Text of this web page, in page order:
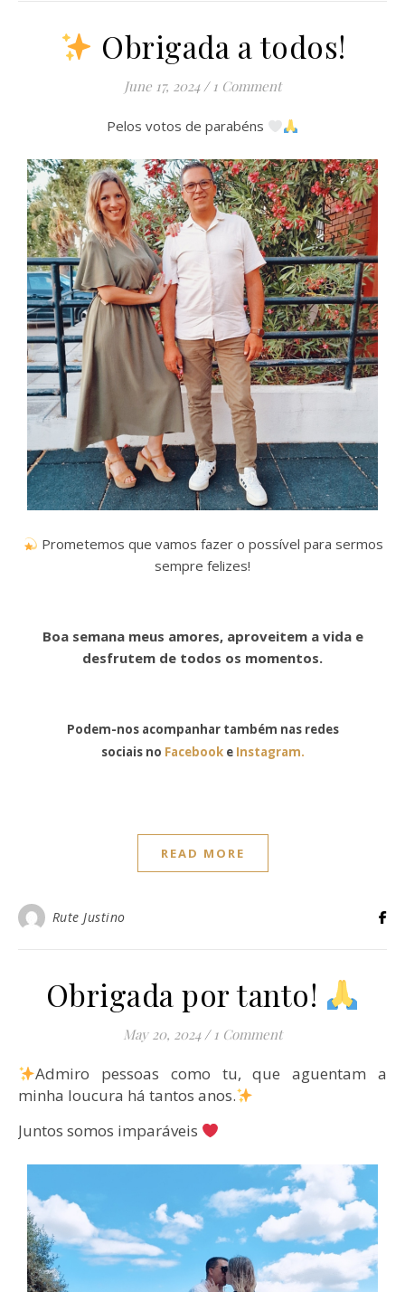
Obrigada a todos!
June 17, 2024 / 1 Comment
Pelos votos de parabéns
Prometemos que vamos fazer o possível para sermos
sempre felizes!
Boa semana meus amores, aproveitem a vida e
desfrutem de todos os momentos.
Podem-nos acompanhar também nas redes
sociais no Facebooke Instagram.
READ MORE
Rute Justino
Obrigada por tanto!
May 20, 2024 / 1 Comment
Admiro pessoas como tu, que aguentam a
minha loucura há tantos anos.
Juntos somos imparáveis